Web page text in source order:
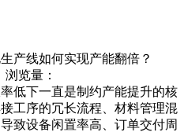
产线如何实现产能翻倍？
览量：
低下一直是制约产能提升的核
工序的冗长流程、材料管理混
致设备闲置率高、订单交付周